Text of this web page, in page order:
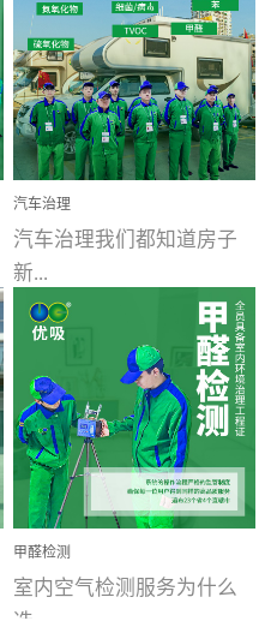
用行业公认奥维牌消毒
液，具备杀死人体冠状病
毒的功效，杀菌率
99.99%。相对于传统消毒
液来说，无...
汽车治理
汽车治理我们都知道房子
新...
装修完会有甲醛，其实汽
车的甲醛超标问题更为严
重。汽车的空间范围小，
配件、皮具、装饰多，这
些都是汽...
甲醛检测
室内空气检测服务为什么